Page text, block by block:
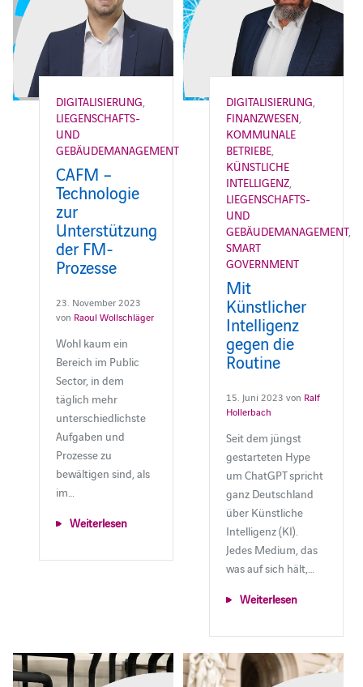
DIGITALISIERUNG
LIEGENSCHAFTS-
UND
GEBÄUDEMANAGEMENT
CAFM –
Technologie
zur
Unterstützung
der FM-
Prozesse
23. November 2023
von Raoul Wollschläger
Wohl kaum ein
Bereich im Public
Sector, in dem
täglich mehr
unterschiedlichste
Aufgaben und
Prozesse zu
bewältigen sind, als
im…
Weiterlesen
DIGITALISIERUNG
FINANZWESEN
KOMMUNALE
BETRIEBE
KÜNSTLICHE
INTELLIGENZ
LIEGENSCHAFTS-
UND
GEBÄUDEMANAGEMENT,
SMART
GOVERNMENT
Mit
Künstlicher
Intelligenz
gegen die
Routine
15. Juni 2023 von Ralf
Hollerbach
Seit dem jüngst
gestarteten Hype
um ChatGPT spricht
ganz Deutschland
über Künstliche
Intelligenz (KI).
Jedes Medium, das
was auf sich hält,…
Weiterlesen